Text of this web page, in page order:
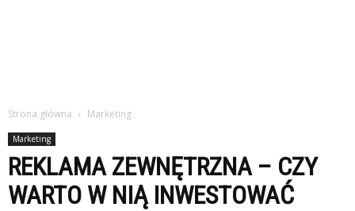
Strona główna Marketing
Marketing
REKLAMA ZEWNĘTRZNA – CZY
WARTO W NIĄ INWESTOWAĆ